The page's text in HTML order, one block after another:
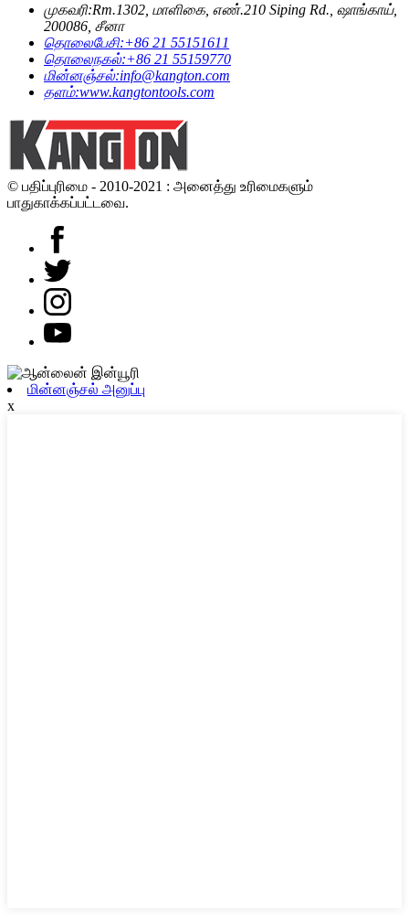
முகவரி:Rm.1302, மாளிகை, எண்.210 Siping Rd., ஷாங்காய்,
200086, சீனா
தொலைபேசி:+86 21 55151611
தொலைநகல்:+86 21 55159770
மின்னஞ்சல்:info@kangton.com
தளம்:www.kangtontools.com
© பதிப்புரிமை - 2010-2021 : அனைத்து உரிமைகளும்
பாதுகாக்கப்பட்டவை.
மின்னஞ்சல் அனுப்பு
x